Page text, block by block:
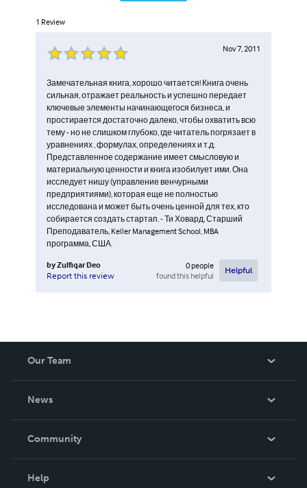
1 Review
Nov 7, 2011
Замечательная книга, хорошо читается! Книга очень
сильная, отражает реальность и успешно передает
ключевые элементы начинающегося бизнеса, и
простирается достаточно далеко, чтобы охватить всю
тему - но не слишком глубоко, где читатель погрязает в
уравнениях , формулах, определениях и т.д.
Представленное содержание имеет смысловую и
материальную ценности и книга изобилует ими. Она
исследует нишу (управление венчурными
предприятиями), которая еще не полностью
исследована и может быть очень ценной для тех, кто
собирается создать стартап. - Ти Ховард, Старший
Преподаватель, Keller Management School, MBA
программа, США.
byZulfiqar Deo
Report this review
0people
found this helpful
Helpful
Our Team
News
In The News
Community
Help